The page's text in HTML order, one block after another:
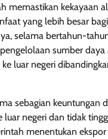
memastikan kekayaan
yang lebih besar
selama bertahun-
sumber
luar negeri
sebagian keuntungan
luar negeri dan tidak
menentukan